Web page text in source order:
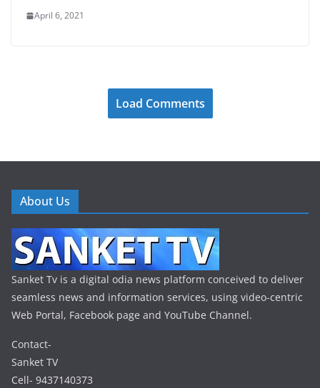
April 6, 2021
Load Comments
About Us
Sanket Tv is a digital odia news platform conceived to deliver
seamless news and information services, using video-centric
Web Portal, Facebook page and YouTube Channel.
Contact-
Sanket TV
Cell- 9437140373